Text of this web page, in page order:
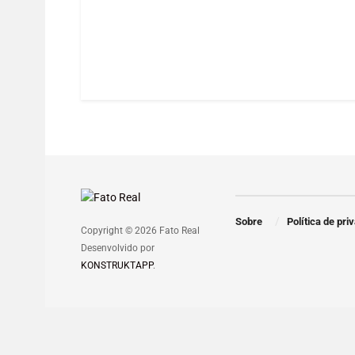
Copyright © 2026 Fato Real
Desenvolvido por
KONSTRUKTAPP.
Sobre Política de